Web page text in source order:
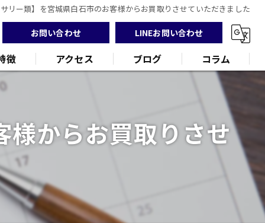
サリー類】を宮城県白石市のお客様からお買取りさせていただきました
お問い合わせ LINEお問い合わせ
徴 アクセス ブログ コラム
様からお買取りさせ